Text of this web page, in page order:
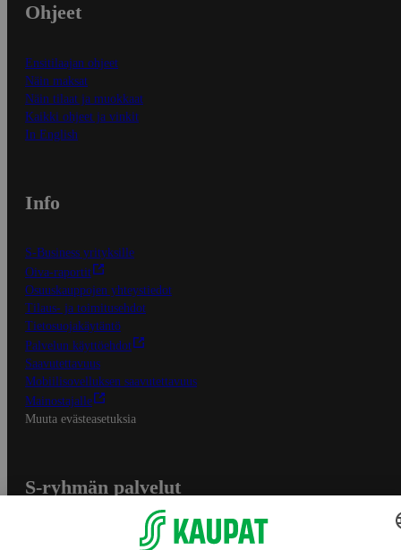
Ohjeet
Ensitilaajan ohjeet
Näin maksat
Näin tilaat ja muokkaat
Kaikki ohjeet ja vinkit
In English
Info
S-Business yrityksille
Oiva-raportit
Osuuskauppojen yhteystiedot
Tilaus- ja toimitusehdot
Tietosuojakäytäntö
Palvelun käyttöehdot
Saavutettavuus
Mobiilisovelluksen saavutettavuus
Mainostajalle
Muuta evästeasetuksia
S-ryhmän palvelut